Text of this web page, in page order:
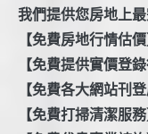
我們提供您房地上
【免費房地行情估價
【免費提供實價登錄
【免費各大網站刊登
【免費打掃清潔服務